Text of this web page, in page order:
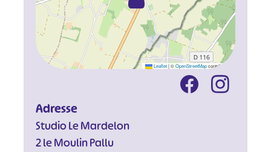
Leaflet |©OpenStreetMapcontributors
Adresse
Studio Le Mardelon
2 le Moulin Pallu